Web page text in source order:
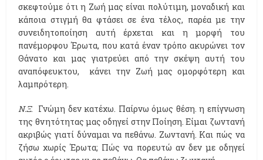
σκεφτούμε ότι η Ζωή μας είναι πολύτιμη, μοναδική και
κάποια στιγμή θα φτάσει σε ένα τέλος, παρέα με την
συνειδητοποίηση αυτή έρχεται και η μορφή του
πανέμορφου Έρωτα, που κατά έναν τρόπο ακυρώνει τον
Θάνατο και μας γιατρεύει από την σκέψη αυτή του
αναπόφευκτου, κάνει την Ζωή μας ομορφότερη και
λαμπρότερη.
Ν.Ξ. Γνώμη δεν κατέχω. Παίρνω όμως θέση. η επίγνωση
της θνητότητας μας οδηγεί στην Ποίηση. Είμαι ζωντανή
ακριβώς γιατί δύναμαι να πεθάνω. Ζωντανή. Και πώς να
ζήσω χωρίς Έρωτα; Πώς να πορευτώ αν δεν με οδηγεί